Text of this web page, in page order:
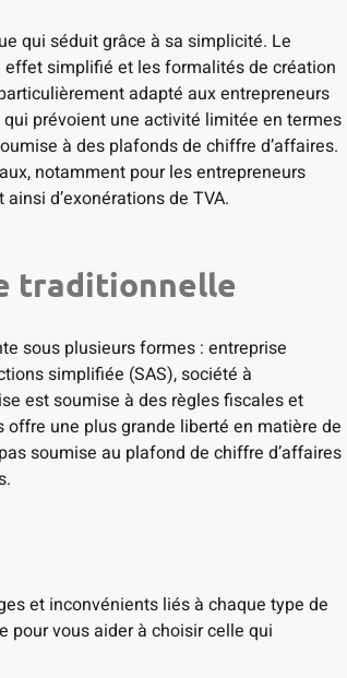
qui séduit grâce à sa simplicité. Le
simplifié et les formalités de création
adapté aux entrepreneurs
prévoient une activité limitée en termes
à des plafonds de chiffre d’affaires.
notamment pour les entrepreneurs
d’exonérations de TVA.
traditionnelle
sous plusieurs formes : entreprise
simplifiée (SAS), société à
est soumise à des règles fiscales et
une plus grande liberté en matière de
soumise au plafond de chiffre d’affaires
et inconvénients liés à chaque type de
pour vous aider à choisir celle qui